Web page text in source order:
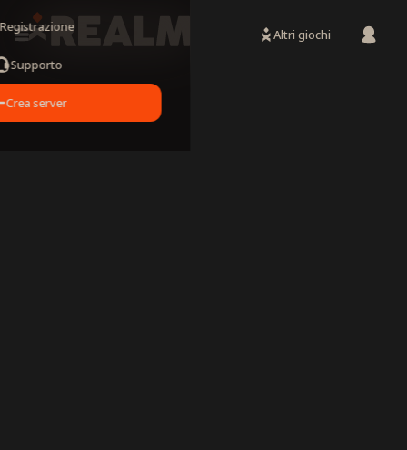
Registrazione
Supporto
Crea server
Altri giochi